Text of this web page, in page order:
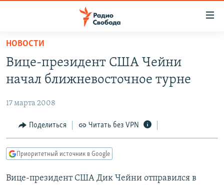
упрощенного
доступа
основному
Вернутся
главной
навигации
Вернутся
ПОДКАСТЫ
ЦИТАТЫ СВОБОДЫ
МНЕНИЯ
IDEL.РЕАЛИИ
КАВКАЗ.РЕАЛИИ
НОВОСТИ
Вице-президент США Чейни
начал ближневосточное турне
17 марта 2008
Поделиться Читать без VPN
Приоритетный источник в Google
Вице-президент США Дик Чейни отправился в